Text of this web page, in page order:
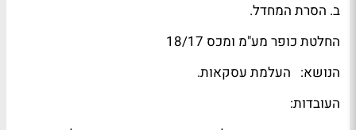
ב. הסרת המחדל.
החלטת כופר מע"מ ומכס 18/17
הנושא: העלמת עסקאות.
העובדות: